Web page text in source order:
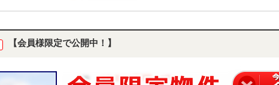
【会員様限定で公開中！】